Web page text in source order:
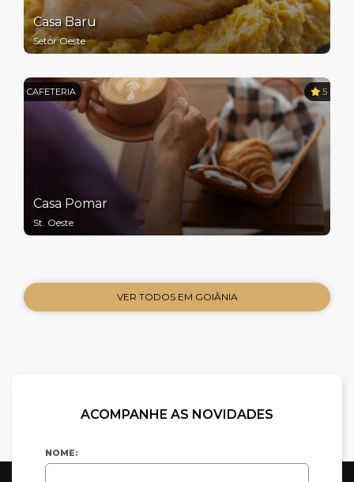
Casa Baru
Setor Oeste
CAFETERIA 5
Casa Pomar
St. Oeste
VER TODOS EM GOIÂNIA
ACOMPANHE AS NOVIDADES
NOME: